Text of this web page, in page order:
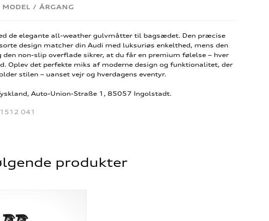
MODEL / ÅRGANG
de elegante all-weather gulvmåtter til bagsædet. Den præcise
design matcher din Audi med luksuriøs enkelthed, mens den
den non-slip overflade sikrer, at du får en premium følelse – hver
Oplev det perfekte miks af moderne design og funktionalitet, der
stilen – uanset vejr og hverdagens eventyr.
Auto-Union-Straße 1, 85057 Ingolstadt.
041
produkter